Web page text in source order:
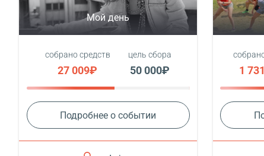
Мой день
собрано средств
27 009₽
цель сбора
50 000₽
Подробнее о событии
1